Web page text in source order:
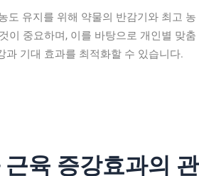
도 유지를 위해 약물의 반감기와 최고 농
이 중요하며, 이를 바탕으로 개인별 맞춤
과 기대 효과를 최적화할 수 있습니다.
육 증강효과의 관